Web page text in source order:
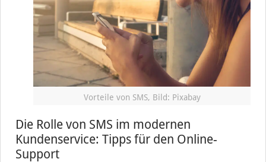
Vorteile von SMS, Bild: Pixabay
Die Rolle von SMS im modernen
Kundenservice: Tipps für den Online-
Support